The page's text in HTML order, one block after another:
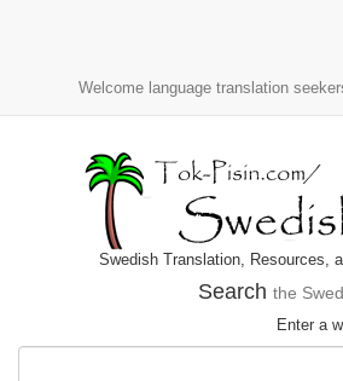
Welcome language translation
Swedish Translation, Resources,
Search the
Enter a